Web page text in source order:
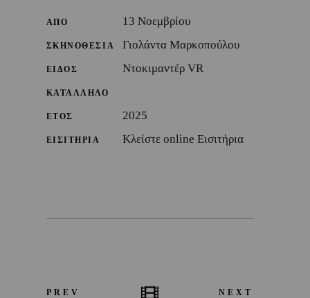
ΑΠΟ 13 Νοεμβρίου
ΣΚΗΝΟΘΕΣΙΑ Γιολάντα Μαρκοπούλου
ΕΙΔΟΣ Ντοκιμαντέρ VR
ΚΑΤΑΛΛΗΛΟ
ΕΤΟΣ 2025
ΕΙΣΙΤΗΡΙΑ Κλείστε online Εισιτήρια
PREV NEXT